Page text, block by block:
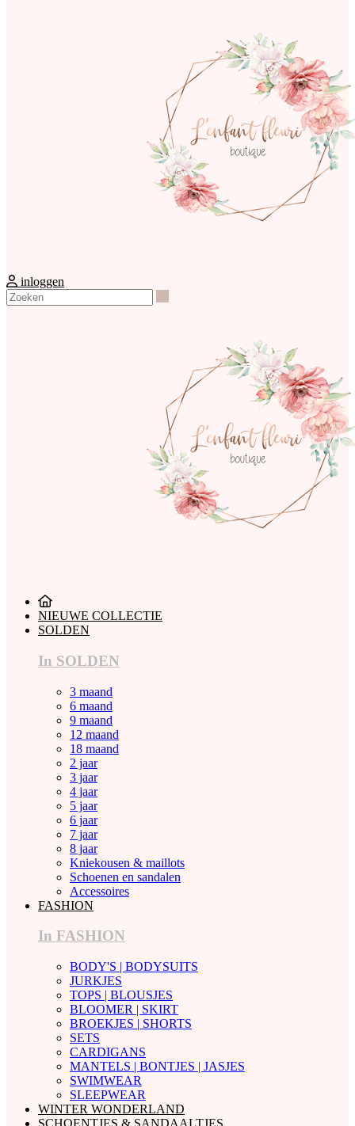
inloggen
NIEUWE COLLECTIE
SOLDEN
In SOLDEN
3 maand
6 maand
9 maand
12 maand
18 maand
2 jaar
3 jaar
4 jaar
5 jaar
6 jaar
7 jaar
8 jaar
Kniekousen & maillots
Schoenen en sandalen
Accessoires
FASHION
In FASHION
BODY'S | BODYSUITS
JURKJES
TOPS | BLOUSJES
BLOOMER | SKIRT
BROEKJES | SHORTS
SETS
CARDIGANS
MANTELS | BONTJES | JASJES
SWIMWEAR
SLEEPWEAR
WINTER WONDERLAND